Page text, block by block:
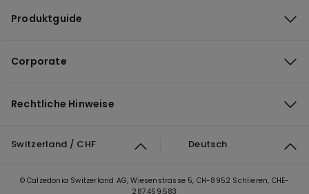
Produktguide
Corporate
Rechtliche Hinweise
Switzerland / CHF Deutsch
© Calzedonia Switzerland AG, Wiesenstrasse 5, CH-8952 Schlieren, CHE-
287.459.583